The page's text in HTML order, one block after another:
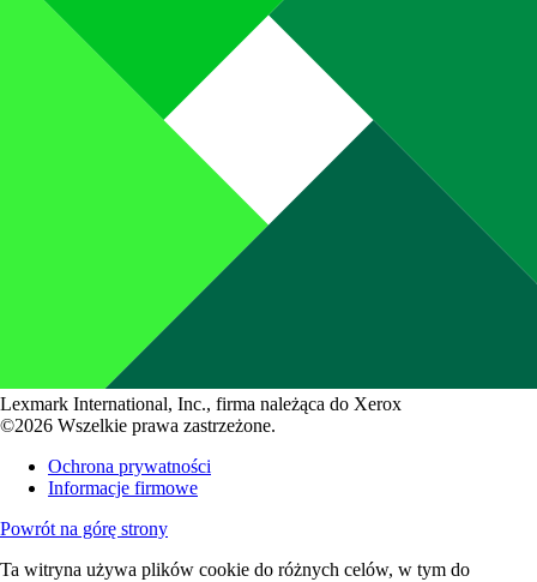
Lexmark International, Inc., firma należąca do Xerox
©2026 Wszelkie prawa zastrzeżone.
Ochrona prywatności
Informacje firmowe
Powrót na górę strony
Ta witryna używa plików cookie do różnych celów, w tym do